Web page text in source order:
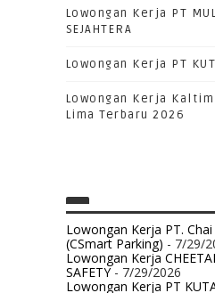
Lowongan Kerja PT
SEJAHTERA
Lowongan Kerja PT
Lowongan Kerja
Lima Terbaru 2026
Lowongan Kerja PT.
(CSmart Parking) - 7/29/
Lowongan Kerja
SAFETY- 7/29/2026
Lowongan Kerja PT